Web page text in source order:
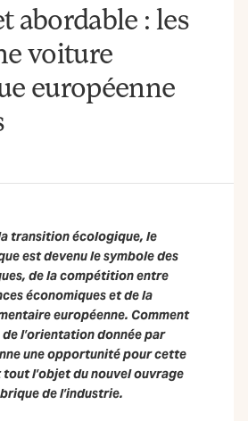
abordable : les
voiture
européenne
transition écologique, le
est devenu le symbole des
de la compétition entre
économiques et de la
européenne. Comment
l’orientation donnée par
une opportunité pour cette
tout l’objet du nouvel ouvrage
de l’industrie.